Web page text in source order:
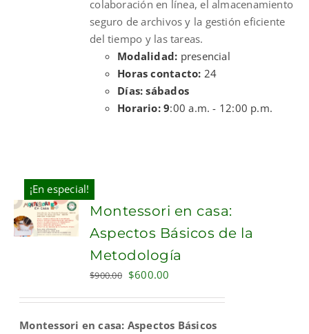
colaboración en línea, el almacenamiento
seguro de archivos y la gestión eficiente
del tiempo y las tareas.
Modalidad: presencial
Horas contacto: 24
Días: sábados
Horario: 9:00 a.m. - 12:00 p.m.
¡En especial!
ADD TO
CART
Montessori en casa:
Aspectos Básicos de la
Metodología
$900.00 Original
$900.00.
$600.00
$600.00.
Montessori en casa: Aspectos Básicos